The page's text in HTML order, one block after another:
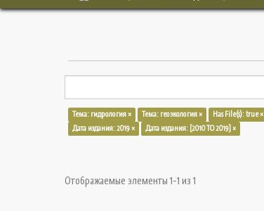
Тема: гидрология × Тема: геоэкология × Has File(s): true ×
Дата издания: 2019 ×
Дата издания: [2010 TO 2019] ×
Отображаемые элементы 1-1 из 1